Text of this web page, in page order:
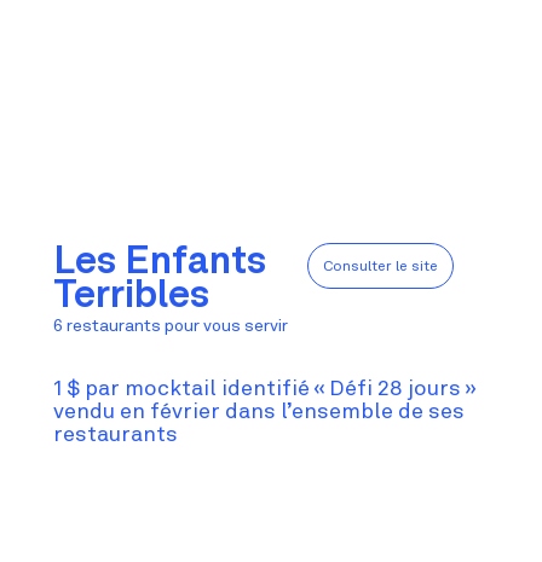
Les Enfants
Terribles
Consulter le site
6 restaurants pour vous servir
1 $ par mocktail identifié « Défi 28 jours »
vendu en février dans l’ensemble de ses
restaurants